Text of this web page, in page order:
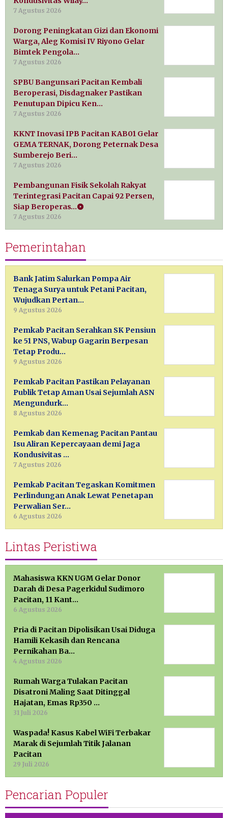
7 Agustus 2026
Dorong Peningkatan Gizi dan Ekonomi
Warga, Aleg Komisi IV Riyono Gelar
Bimtek Pengola…
7 Agustus 2026
SPBU Bangunsari Pacitan Kembali
Beroperasi, Disdagnaker Pastikan
Penutupan Dipicu Ken…
7 Agustus 2026
KKNT Inovasi IPB Pacitan KAB01 Gelar
GEMA TERNAK, Dorong Peternak Desa
Sumberejo Beri…
7 Agustus 2026
Pembangunan Fisik Sekolah Rakyat
Terintegrasi Pacitan Capai 92 Persen,
Siap Beroperas…
7 Agustus 2026
Pemerintahan
Bank Jatim Salurkan Pompa Air
Tenaga Surya untuk Petani Pacitan,
Wujudkan Pertan…
9 Agustus 2026
Pemkab Pacitan Serahkan SK Pensiun
ke 51 PNS, Wabup Gagarin Berpesan
Tetap Produ…
9 Agustus 2026
Pemkab Pacitan Pastikan Pelayanan
Publik Tetap Aman Usai Sejumlah ASN
Mengundurk…
8 Agustus 2026
Pemkab dan Kemenag Pacitan Pantau
Isu Aliran Kepercayaan demi Jaga
Kondusivitas …
7 Agustus 2026
Pemkab Pacitan Tegaskan Komitmen
Perlindungan Anak Lewat Penetapan
Perwalian Ser…
6 Agustus 2026
Lintas Peristiwa
Mahasiswa KKN UGM Gelar Donor
Darah di Desa Pagerkidul Sudimoro
Pacitan, 11 Kant…
6 Agustus 2026
Pria di Pacitan Dipolisikan Usai Diduga
Hamili Kekasih dan Rencana
Pernikahan Ba…
4 Agustus 2026
Rumah Warga Tulakan Pacitan
Disatroni Maling Saat Ditinggal
Hajatan, Emas Rp350 …
31 Juli 2026
Waspada! Kasus Kabel WiFi Terbakar
Marak di Sejumlah Titik Jalanan
Pacitan
29 Juli 2026
Pencarian Populer